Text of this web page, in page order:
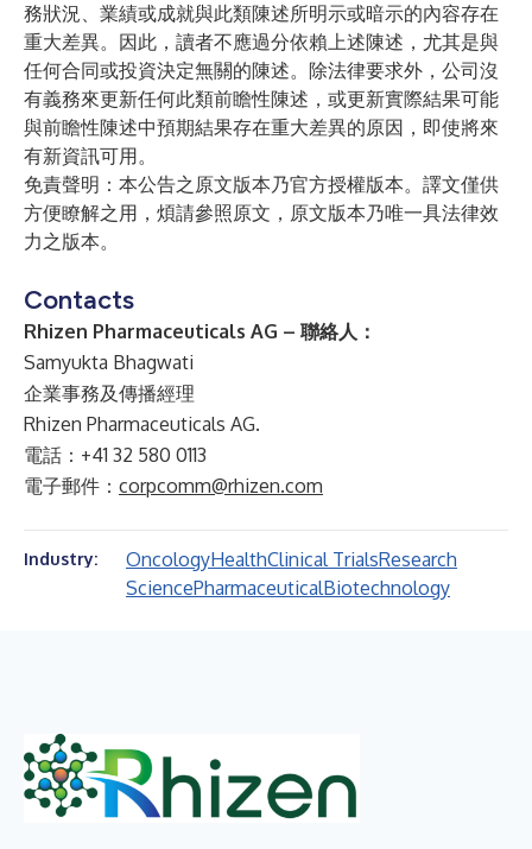
務狀況、業績或成就與此類陳述所明示或暗示的內容存在
重大差異。因此，讀者不應過分依賴上述陳述，尤其是與
任何合同或投資決定無關的陳述。除法律要求外，公司沒
有義務來更新任何此類前瞻性陳述，或更新實際結果可能
與前瞻性陳述中預期結果存在重大差異的原因，即使將來
有新資訊可用。
免責聲明：本公告之原文版本乃官方授權版本。譯文僅供
方便瞭解之用，煩請參照原文，原文版本乃唯一具法律效
力之版本。
Contacts
Rhizen Pharmaceuticals AG – 聯絡人：
Samyukta Bhagwati
企業事務及傳播經理
Rhizen Pharmaceuticals AG.
電話：+41 32 580 0113
電子郵件： corpcomm@rhizen.com
Industry: OncologyHealthClinical TrialsResearch
SciencePharmaceuticalBiotechnology